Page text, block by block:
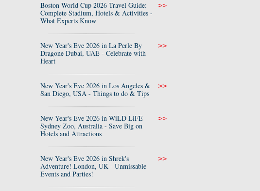
Boston World Cup 2026 Travel Guide:
Complete Stadium, Hotels & Activities -
What Experts Know
>>
New Year's Eve 2026 in La Perle By
Dragone Dubai, UAE - Celebrate with
Heart
>>
New Year's Eve 2026 in Los Angeles &
San Diego, USA - Things to do & Tips
>>
New Year's Eve 2026 in WiLD LiFE
Sydney Zoo, Australia - Save Big on
Hotels and Attractions
>>
New Year's Eve 2026 in Shrek's
Adventure! London, UK - Unmissable
Events and Parties!
>>